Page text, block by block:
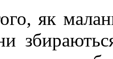
як